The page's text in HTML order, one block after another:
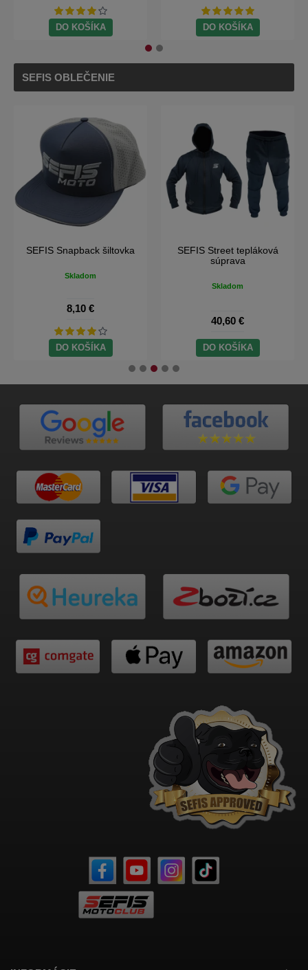
DO KOŠÍKA DO KOŠÍKA
SEFIS OBLEČENIE
SEFIS Snapback šiltovka
Skladom
8,10 €
DO KOŠÍKA
SEFIS Street tepláková
súprava
Skladom
40,60 €
DO KOŠÍKA